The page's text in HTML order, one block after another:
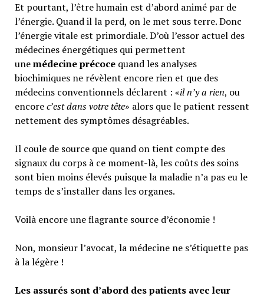
Et pourtant, l’être humain est d’abord animé par de
l’énergie. Quand il la perd, on le met sous terre. Donc
l’énergie vitale est primordiale. D’où l’essor actuel des
médecines énergétiques qui permettent
unemédecine précoce quand les analyses
biochimiques ne révèlent encore rien et que des
médecins conventionnels déclarent : «il n’y a rien, ou
encorec’est dans votre tête» alors que le patient ressent
nettement des symptômes désagréables.
Il coule de source que quand on tient compte des
signaux du corps à ce moment-là, les coûts des soins
sont bien moins élevés puisque la maladie n’a pas eu le
temps de s’installer dans les organes.
Voilà encore une flagrante source d’économie !
Non, monsieur l’avocat, la médecine ne s’étiquette pas
à la légère !
Les assurés sont d’abord des patients avec leur